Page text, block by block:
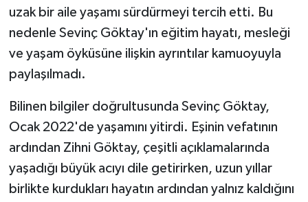
uzak bir aile yaşamı sürdürmeyi tercih etti. Bu
nedenle Sevinç Göktay'ın eğitim hayatı, mesleği
ve yaşam öyküsüne ilişkin ayrıntılar kamuoyuyla
paylaşılmadı.
Bilinen bilgiler doğrultusunda Sevinç Göktay,
Ocak 2022'de yaşamını yitirdi. Eşinin vefatının
ardından Zihni Göktay, çeşitli açıklamalarında
yaşadığı büyük acıyı dile getirirken, uzun yıllar
birlikte kurdukları hayatın ardından yalnız kaldığını